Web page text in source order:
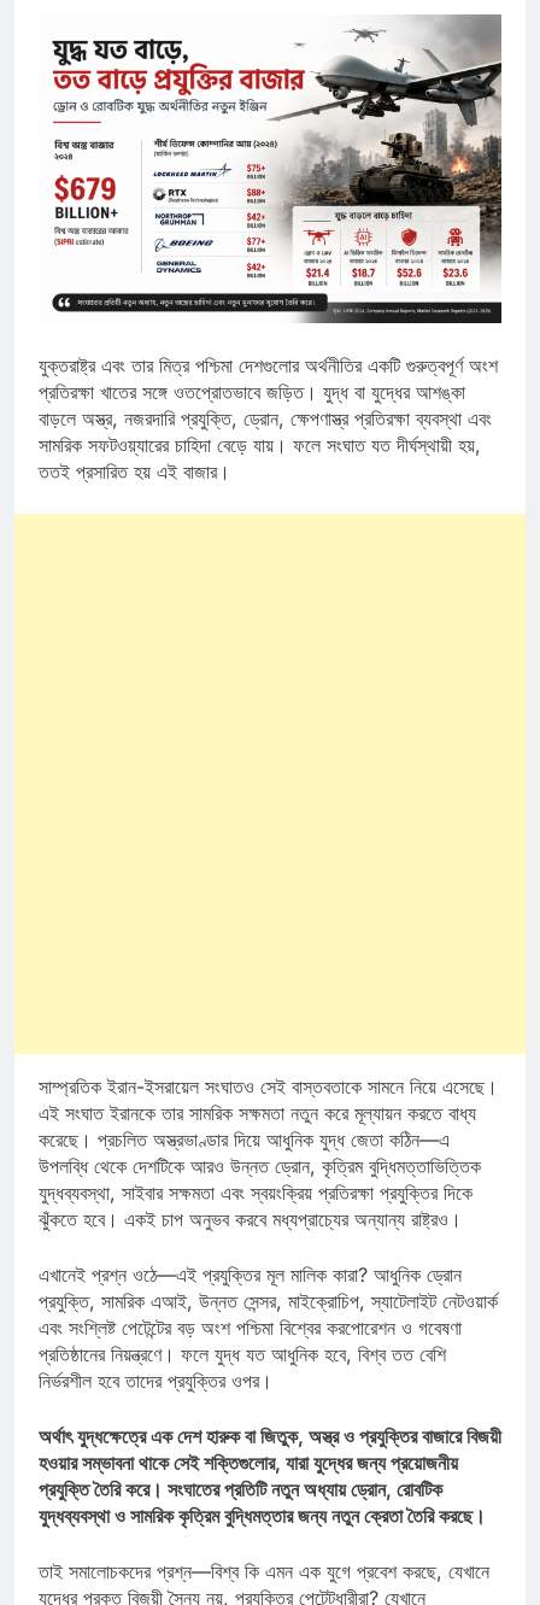
যুক্তরাষ্ট্র এবং তার মিত্র পশ্চিমা দেশগুলোর অর্থনীতির একটি গুরুত্বপূর্ণ অংশ
প্রতিরক্ষা খাতের সঙ্গে ওতপ্রোতভাবে জড়িত। যুদ্ধ বা যুদ্ধের আশঙ্কা
বাড়লে অস্ত্র, নজরদারি প্রযুক্তি, ড্রোন, ক্ষেপণাস্ত্র প্রতিরক্ষা ব্যবস্থা এবং
সামরিক সফটওয়্যারের চাহিদা বেড়ে যায়। ফলে সংঘাত যত দীর্ঘস্থায়ী হয়,
ততই প্রসারিত হয় এই বাজার।
সাম্প্রতিক ইরান-ইসরায়েল সংঘাতও সেই বাস্তবতাকে সামনে নিয়ে এসেছে।
এই সংঘাত ইরানকে তার সামরিক সক্ষমতা নতুন করে মূল্যায়ন করতে বাধ্য
করেছে। প্রচলিত অস্ত্রভাণ্ডার দিয়ে আধুনিক যুদ্ধ জেতা কঠিন—এ
উপলব্ধি থেকে দেশটিকে আরও উন্নত ড্রোন, কৃত্রিম বুদ্ধিমত্তাভিত্তিক
যুদ্ধব্যবস্থা, সাইবার সক্ষমতা এবং স্বয়ংক্রিয় প্রতিরক্ষা প্রযুক্তির দিকে
ঝুঁকতে হবে। একই চাপ অনুভব করবে মধ্যপ্রাচ্যের অন্যান্য রাষ্ট্রও।
এখানেই প্রশ্ন ওঠে—এই প্রযুক্তির মূল মালিক কারা? আধুনিক ড্রোন
প্রযুক্তি, সামরিক এআই, উন্নত সেন্সর, মাইক্রোচিপ, স্যাটেলাইট নেটওয়ার্ক
এবং সংশ্লিষ্ট পেটেন্টের বড় অংশ পশ্চিমা বিশ্বের করপোরেশন ও গবেষণা
প্রতিষ্ঠানের নিয়ন্ত্রণে। ফলে যুদ্ধ যত আধুনিক হবে, বিশ্ব তত বেশি
নির্ভরশীল হবে তাদের প্রযুক্তির ওপর।
অর্থাৎ যুদ্ধক্ষেত্রে এক দেশ হারুক বা জিতুক, অস্ত্র ও প্রযুক্তির বাজারে বিজয়ী
হওয়ার সম্ভাবনা থাকে সেই শক্তিগুলোর, যারা যুদ্ধের জন্য প্রয়োজনীয়
প্রযুক্তি তৈরি করে। সংঘাতের প্রতিটি নতুন অধ্যায় ড্রোন, রোবটিক
যুদ্ধব্যবস্থা ও সামরিক কৃত্রিম বুদ্ধিমত্তার জন্য নতুন ক্রেতা তৈরি করছে।
তাই সমালোচকদের প্রশ্ন—বিশ্ব কি এমন এক যুগে প্রবেশ করছে, যেখানে
যুদ্ধের প্রকৃত বিজয়ী সৈন্য নয়, প্রযুক্তির পেটেন্টধারীরা? যেখানে